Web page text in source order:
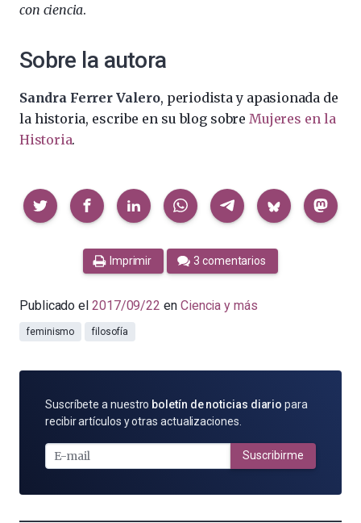
con ciencia.
Sobre la autora
Sandra Ferrer Valero, periodista y apasionada de
la historia, escribe en su blog sobre Mujeres en la
Historia.
Compartir
Imprimir 3 comentarios
Publicado el 2017/09/22 en Ciencia y más
feminismo filosofía
SUSCRÍBETE
POR
MAIL
Suscríbete a nuestro boletín de noticias diario para
recibir artículos y otras actualizaciones.
Suscribirme